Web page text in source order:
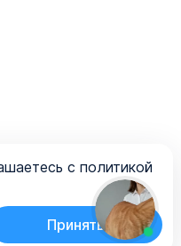
с политикой
Принять